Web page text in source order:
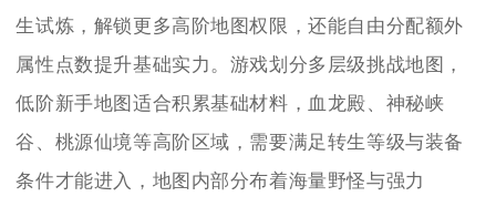
生试炼，解锁更多高阶地图权限，还能自由分配额外
属性点数提升基础实力。游戏划分多层级挑战地图，
低阶新手地图适合积累基础材料，血龙殿、神秘峡
谷、桃源仙境等高阶区域，需要满足转生等级与装备
条件才能进入，地图内部分布着海量野怪与强力